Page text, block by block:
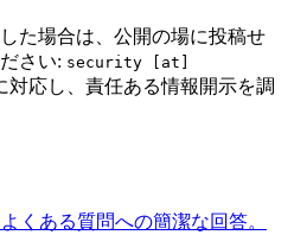
た場合は、公開の場に投稿せ
さい: security [at]
対応し、責任ある情報開示を調
くある質問への簡潔な回答。